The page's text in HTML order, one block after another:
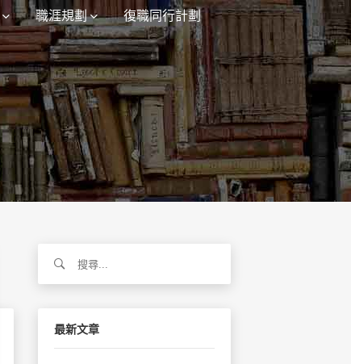
職涯規劃 復職同行計劃
關
最新文章